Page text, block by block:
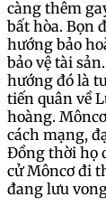
càng thêm
bất hòa. Bọn
hướng bảo
bảo vệ tài
hướng đó là
tiến quân về
hoàng.
cách mạng,
Đồng thời họ
cử Môncơ đi
đang lưu